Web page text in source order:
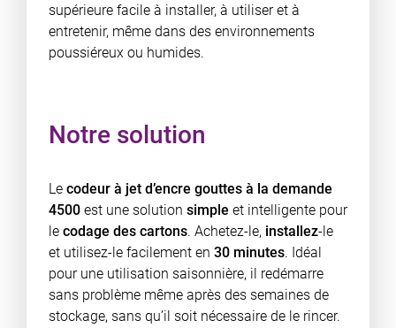
supérieure facile à installer, à utiliser et à
entretenir, même dans des environnements
poussiéreux ou humides.
Notre solution
Le codeur à jet d’encre gouttes à la demande
4500est une solution simple et intelligente pour
le codage des cartons. Achetez-le, installez-le
et utilisez-le facilement en 30 minutes. Idéal
pour une utilisation saisonnière, il redémarre
sans problème même après des semaines de
stockage, sans qu’il soit nécessaire de le rincer.